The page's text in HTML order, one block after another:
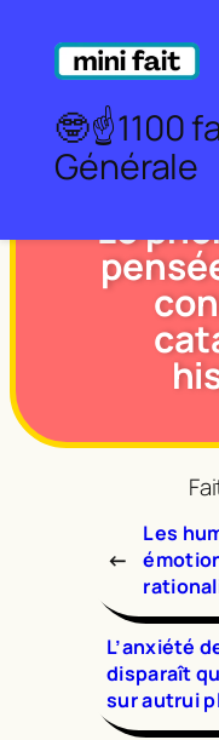
🤓☝️1100
Générale
contenu
Le
←
Les
L’anxiété
disparaît
sur autrui